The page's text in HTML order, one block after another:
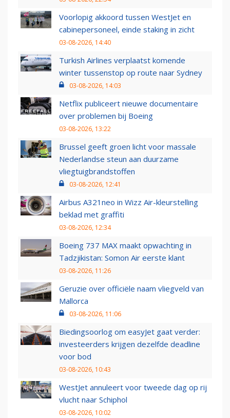
Voorlopig akkoord tussen WestJet en
cabinepersoneel, einde staking in zicht
03-08-2026, 14:40
Turkish Airlines verplaatst komende
winter tussenstop op route naar Sydney
03-08-2026, 14:03
Netflix publiceert nieuwe documentaire
over problemen bij Boeing
03-08-2026, 13:22
Brussel geeft groen licht voor massale
Nederlandse steun aan duurzame
vliegtuigbrandstoffen
03-08-2026, 12:41
Airbus A321neo in Wizz Air-kleurstelling
beklad met graffiti
03-08-2026, 12:34
Boeing 737 MAX maakt opwachting in
Tadzjikistan: Somon Air eerste klant
03-08-2026, 11:26
Geruzie over officiële naam vliegveld van
Mallorca
03-08-2026, 11:06
Biedingsoorlog om easyJet gaat verder:
investeerders krijgen dezelfde deadline
voor bod
03-08-2026, 10:43
WestJet annuleert voor tweede dag op rij
vlucht naar Schiphol
03-08-2026, 10:02